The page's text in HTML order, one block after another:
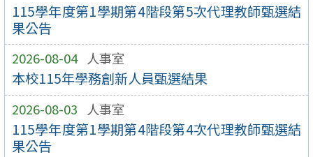
115學年度第1學期第4階段第5次代理教師甄選結
果公告
2026-08-04 人事室
本校115年學務創新人員甄選結果
2026-08-03 人事室
115學年度第1學期第4階段第4次代理教師甄選結
果公告